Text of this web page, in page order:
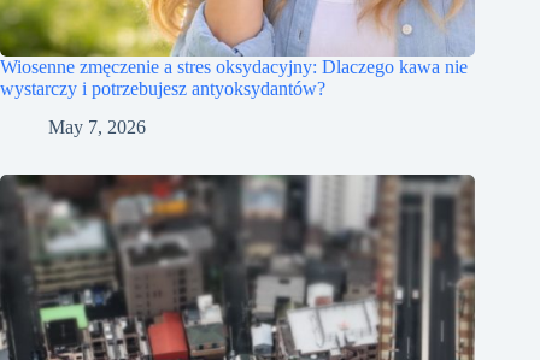
Wiosenne zmęczenie a stres oksydacyjny: Dlaczego kawa nie
wystarczy i potrzebujesz antyoksydantów?
May 7, 2026